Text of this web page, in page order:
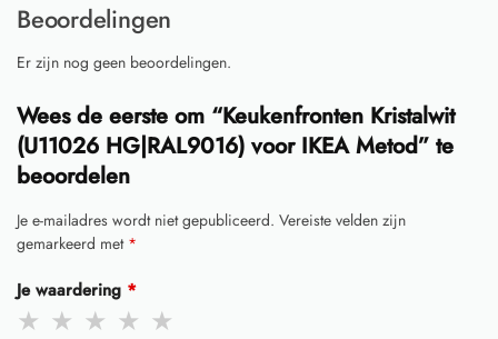
Beoordelingen
Er zijn nog geen beoordelingen.
Wees de eerste om “Keukenfronten Kristalwit
(U11026 HG|RAL9016) voor IKEA Metod” te
beoordelen
Je e-mailadres wordt niet gepubliceerd. Vereiste velden zijn
gemarkeerd met *
Je waardering *